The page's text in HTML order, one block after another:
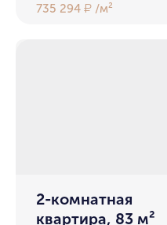
735 294₽ /м²
2-комнатная
квартира, 83 м²